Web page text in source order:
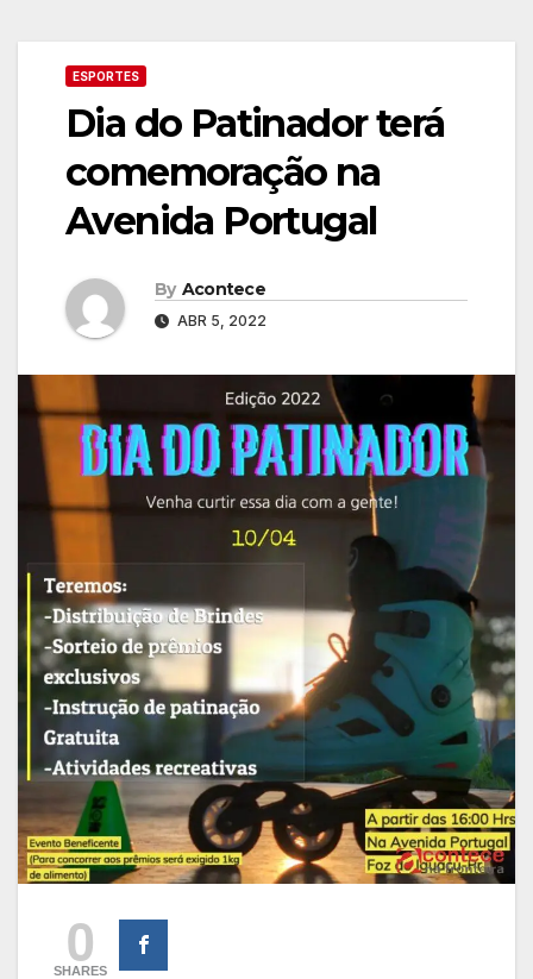
ESPORTES
Dia do Patinador terá
comemoração na
Avenida Portugal
By Acontece
ABR 5, 2022
0
SHARES